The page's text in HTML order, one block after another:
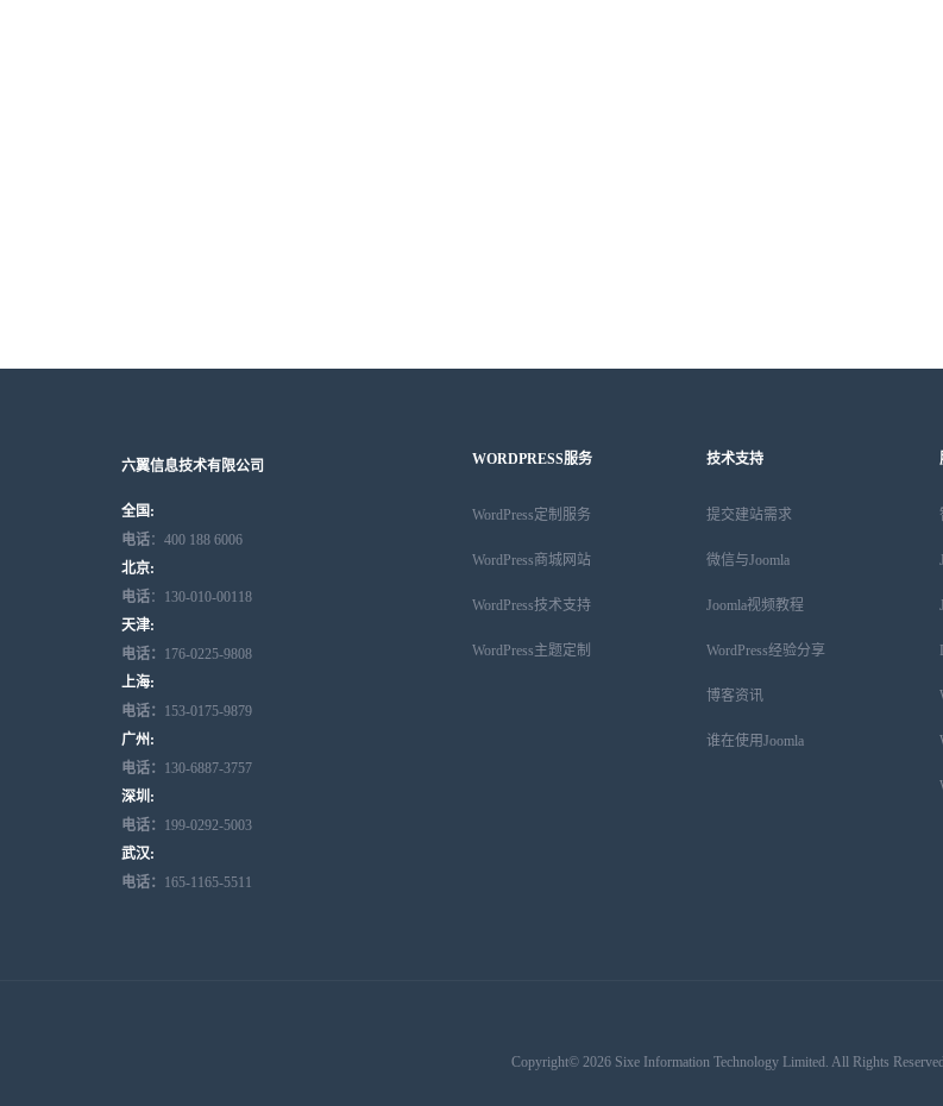
六翼信息技术有限公司
全国:
电话：400 188 6006
北京:
电话：130-010-00118
天津:
电话： 176-0225-9808
上海:
电话： 153-0175-9879
广州:
电话： 130-6887-3757
深圳:
电话： 199-0292-5003
武汉:
电话： 165-1165-5511
WORDPRESS服务
WordPress定制服务
WordPress商城网站
WordPress技术支持
WordPress主题定制
技术支持
提交建站需求
微信与Joomla
Joomla视频教程
WordPress经验分享
博客资讯
谁在使用Joomla
Copyright© 2026 Sixe Information Technology Limited. All Rights